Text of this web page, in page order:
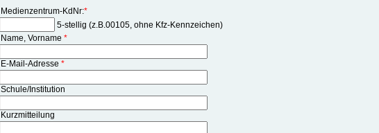
Medienzentrum-KdNr:*
5-stellig (z.B.00105, ohne Kfz-Kennzeichen)
Name, Vorname *
E-Mail-Adresse *
Schule/Institution
Kurzmitteilung